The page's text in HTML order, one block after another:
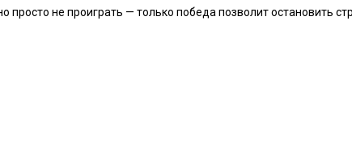
просто не проиграть — только победа позволит остановить